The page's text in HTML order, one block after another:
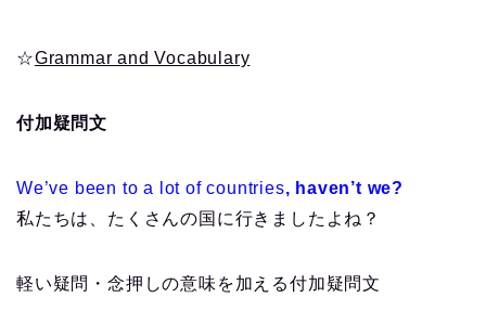
☆Grammar and Vocabulary
付加疑問文
We’ve been to a lot of countries, haven’t we?
私たちは、たくさんの国に行きましたよね？
軽い疑問・念押しの意味を加える付加疑問文